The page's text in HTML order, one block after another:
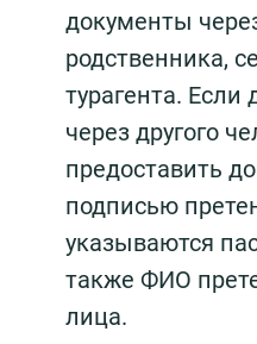
документы
родственника,
турагента.
через другого
предоставить
подписью
указываются
также ФИО
лица.